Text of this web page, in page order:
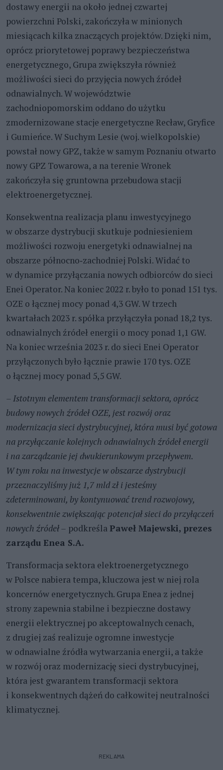
dostawy energii na około jednej czwartej
powierzchni Polski, zakończyła w minionych
miesiącach kilka znaczących projektów. Dzięki nim,
oprócz priorytetowej poprawy bezpieczeństwa
energetycznego, Grupa zwiększyła również
możliwości sieci do przyjęcia nowych źródeł
odnawialnych. W województwie
zachodniopomorskim oddano do użytku
zmodernizowane stacje energetyczne Recław, Gryfice
i Gumieńce. W Suchym Lesie (woj. wielkopolskie)
powstał nowy GPZ, także w samym Poznaniu otwarto
nowy GPZ Towarowa, a na terenie Wronek
zakończyła się gruntowna przebudowa stacji
elektroenergetycznej.
Konsekwentna realizacja planu inwestycyjnego
w obszarze dystrybucji skutkuje podniesieniem
możliwości rozwoju energetyki odnawialnej na
obszarze północno‑zachodniej Polski. Widać to
w dynamice przyłączania nowych odbiorców do sieci
Enei Operator. Na koniec 2022 r. było to ponad 151 tys.
OZE o łącznej mocy ponad 4,3 GW. W trzech
kwartałach 2023 r. spółka przyłączyła ponad 18,2 tys.
odnawialnych źródeł energii o mocy ponad 1,1 GW.
Na koniec września 2023 r. do sieci Enei Operator
przyłączonych było łącznie prawie 170 tys. OZE
o łącznej mocy ponad 5,5 GW.
– Istotnym elementem transformacji sektora, oprócz
budowy nowych źródeł OZE, jest rozwój oraz
modernizacja sieci dystrybucyjnej, która musi być gotowa
na przyłączanie kolejnych odnawialnych źródeł energii
i na zarządzanie jej dwukierunkowym przepływem.
W tym roku na inwestycje w obszarze dystrybucji
przeznaczyliśmy już 1,7 mld zł i jesteśmy
zdeterminowani, by kontynuować trend rozwojowy,
konsekwentnie zwiększając potencjał sieci do przyłączeń
nowych źródeł – podkreśla Paweł Majewski, prezes
zarządu Enea S.A.
Transformacja sektora elektroenergetycznego
w Polsce nabiera tempa, kluczowa jest w niej rola
koncernów energetycznych. Grupa Enea z jednej
strony zapewnia stabilne i bezpieczne dostawy
energii elektrycznej po akceptowalnych cenach,
z drugiej zaś realizuje ogromne inwestycje
w odnawialne źródła wytwarzania energii, a także
w rozwój oraz modernizację sieci dystrybucyjnej,
która jest gwarantem transformacji sektora
i konsekwentnych dążeń do całkowitej neutralności
klimatycznej.
REKLAMA